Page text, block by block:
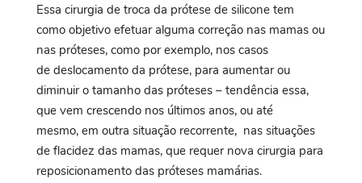
Essa cirurgia de troca da prótese de silicone tem
como objetivo efetuar alguma correção nas mamas ou
nas próteses, como por exemplo, nos casos
de deslocamento da prótese, para aumentar ou
diminuir o tamanho das próteses – tendência essa,
que vem crescendo nos últimos anos, ou até
mesmo, em outra situação recorrente, nas situações
de flacidez das mamas, que requer nova cirurgia para
reposicionamento das próteses mamárias.